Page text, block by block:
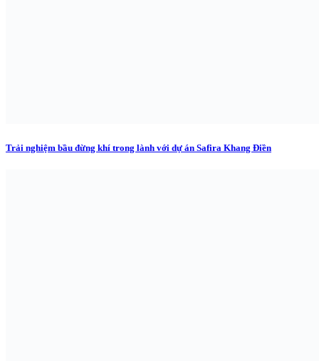
Trải nghiệm bầu đừng khí trong lành với dự án Safira Khang Điền